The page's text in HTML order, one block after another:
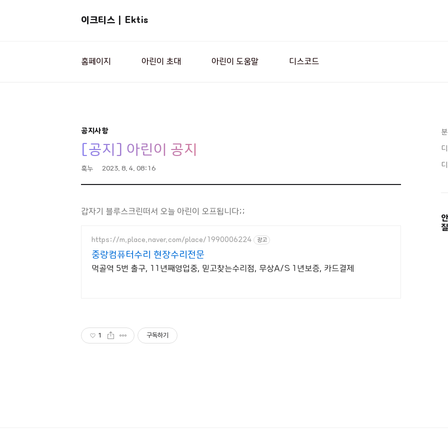
이크티스 | Ektis
홈페이지 아린이 초대 아린이 도움말 디스코드
공지사항
[공지] 아린이 공지
훅누 2023. 8. 4. 08:16
갑자기 블루스크린떠서 오늘 아린이 오프됩니다;;
https://m.place.naver.com/place/1990006224 광고
중랑컴퓨터수리 현장수리전문
먹골역 5번 출구, 11년째영업중, 믿고찾는수리점, 무상A/S 1년보증, 카드결제
1 구독하기